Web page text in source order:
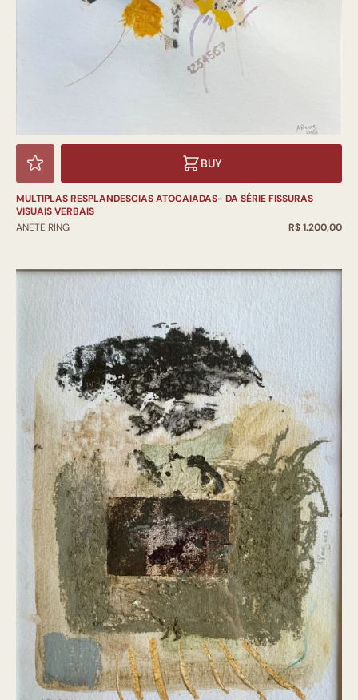
BUY
MULTIPLAS RESPLANDESCIAS ATOCAIADAS- DA SÉRIE FISSURAS
VISUAIS VERBAIS
ANETE RING
R$ 1.200,00